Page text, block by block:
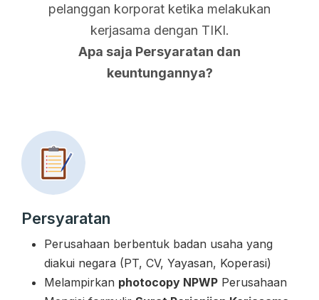
pelanggan korporat ketika melakukan
kerjasama dengan TIKI.
Apa saja Persyaratan dan
keuntungannya?
Persyaratan
Perusahaan berbentuk badan usaha yang
diakui negara (PT, CV, Yayasan, Koperasi)
Melampirkan photocopy NPWP Perusahaan